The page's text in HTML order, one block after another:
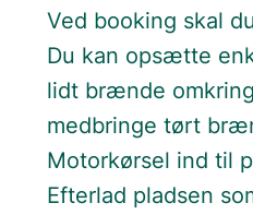
Ved booking skal
Du kan opsætte
lidt brænde
medbringe tørt
Motorkørsel ind til
Efterlad pladsen